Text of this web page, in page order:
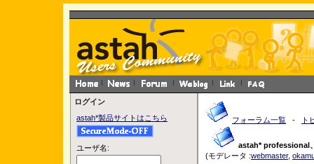
ログイン
astah*製品サイトはこちら
ユーザ名:
フォーラム一覧 - ト
astah* professional
(モデレータ :webmaster,